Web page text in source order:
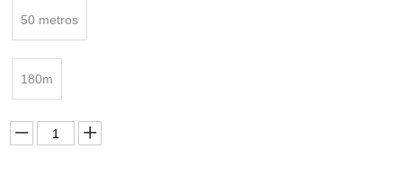
50 metros
180m